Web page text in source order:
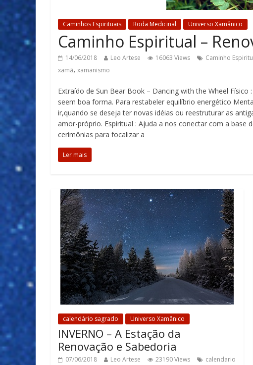
Caminhos Espirituais Roda Medicinal Universo Xamânico
Caminho Espiritual –
14/06/2018 Leo Artese 16063 Views Caminho
xamã, xamanismo
Extraído de Sun Bear Book – Dancing with the Wheel
seem boa forma. Para restabeler equilíbrio energético
ir,quando se deseja ter novas idéias ou reestruturar as
amor-próprio. Espiritual : Ajuda a nos conectar com a
cerimônias para focalizar a
Ler mais
calendário sagrado Universo Xamânico
INVERNO – A Estação da
Renovação e Sabedoria
07/06/2018 Leo Artese 23190 Views
calendario